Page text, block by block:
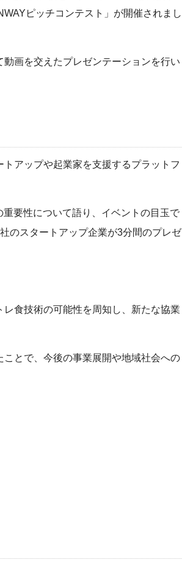
ピッチコンテスト」が開催されまし
画を交えたプレゼンテーションを行い
アップや起業家を支援するプラットフ
要性について語り、イベントの目玉で
のスタートアップ企業が3分間のプレゼ
食技術の可能性を周知し、新たな協業
とで、今後の事業展開や地域社会への